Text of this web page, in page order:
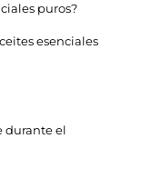
puros?
esenciales
durante el